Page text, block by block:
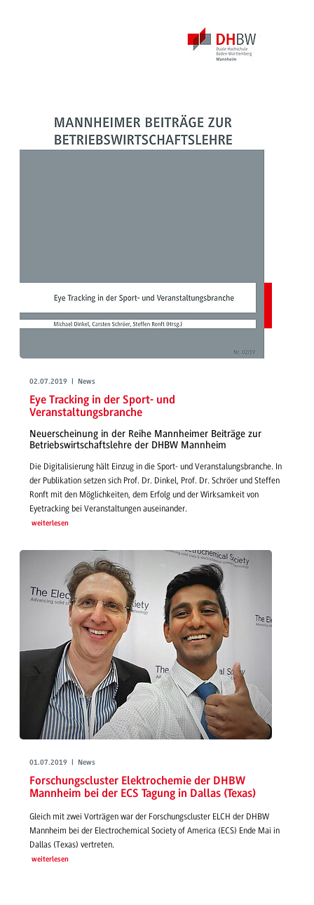
02.07.2019 | News
Eye Tracking in der Sport- und
Veranstaltungsbranche
Neuerscheinung in der Reihe Mannheimer Beiträge zur
Betriebswirtschaftslehre der DHBW Mannheim
Die Digitalisierung hält Einzug in die Sport- und Veranstalungsbranche. In
der Publikation setzen sich Prof. Dr. Dinkel, Prof. Dr. Schröer und Steffen
Ronft mit den Möglichkeiten, dem Erfolg und der Wirksamkeit von
Eyetracking bei Veranstaltungen auseinander.
weiterlesen
01.07.2019 | News
Forschungscluster Elektrochemie der DHBW
Mannheim bei der ECS Tagung in Dallas (Texas)
Gleich mit zwei Vorträgen war der Forschungscluster ELCH der DHBW
Mannheim bei der Electrochemical Society of America (ECS) Ende Mai in
Dallas (Texas) vertreten.
weiterlesen